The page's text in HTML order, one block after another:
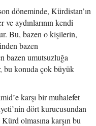
döneminde, Kürdistan’ın
ve aydınlarının kendi
Bu, bazen o kişilerin,
bazen
bazen umutsuzluğa
bu konuda çok büyük
karşı bir muhalefet
dört kurucusundan
olmasına karşın bu